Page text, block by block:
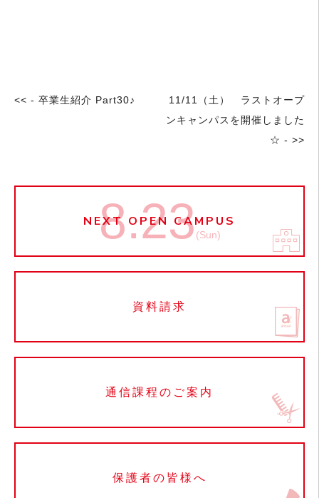
<< - 卒業生紹介 Part30♪
11/11（土） ラストオープ
ンキャンパスを開催しました
☆ - >>
NEXT OPEN CAMPUS
8.23(Sun)
資料請求
通信課程のご案内
保護者の皆様へ